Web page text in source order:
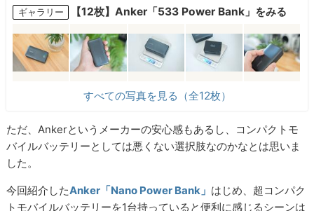
ギャラリー 【12枚】Anker「533 Power Bank」をみる
すべての写真を見る（全12枚）
ただ、Ankerというメーカーの安心感もあるし、コンパクトモ
バイルバッテリーとしては悪くない選択肢なのかなとは思いま
した。
今回紹介したAnker「Nano Power Bank」 はじめ、超コンパク
トモバイルバッテリーを1台持っていると便利に感じるシーンは